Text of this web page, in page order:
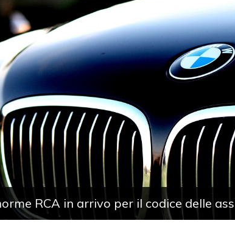
RCA in arrivo per il codice delle